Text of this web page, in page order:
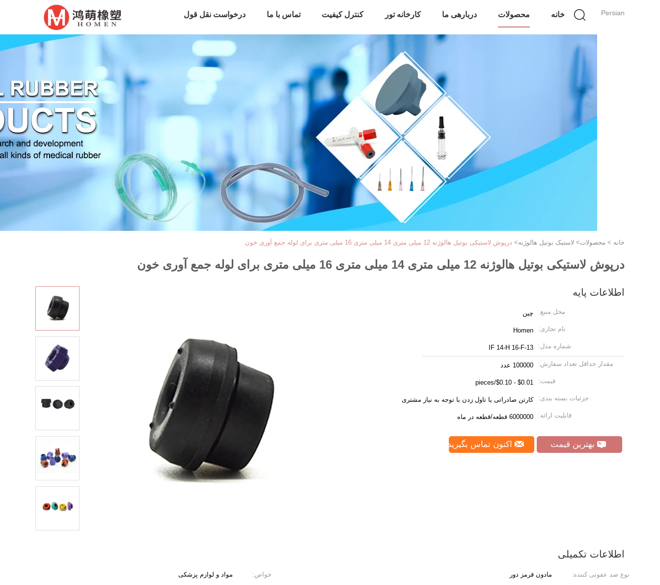
Persian خانه محصولات دربارهی ما کارخانه تور کنترل کیفیت تماس با ما درخواست نقل قول
خانه > محصولات> لاستیک بوتیل هالوژنه> درپوش لاستیکی بوتیل هالوژنه 12 میلی متری 14 میلی متری 16 میلی متری برای لوله جمع آوری خون
درپوش لاستیکی بوتیل هالوژنه 12 میلی متری 14 میلی متری 16 میلی متری برای لوله جمع آوری خون
اطلاعات پایه
محل منبع: چین
نام تجاری: Homen
شماره مدل: 13-IF 14-H 16-F
مقدار حداقل تعداد سفارش: 100000 عدد
قیمت: $0.01 - $0.10/pieces
جزئیات بسته بندی: کارتن صادراتی یا تاول زدن با توجه به نیاز مشتری
قابلیت ارائه: 6000000 قطعه/قطعه در ماه
بهترین قیمت اکنون تماس بگیرید
اطلاعات تکمیلی
نوع ضد عفونی کننده: مادون قرمز دور خواص:
مواد و لوازم پزشکی